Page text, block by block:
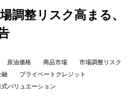
調整リスク高まる、
原油価格 商品市場
市場調整リスク
融
プライベートクレジット
式バリュエーション